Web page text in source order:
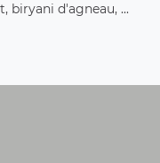
biryani d'agneau, ...